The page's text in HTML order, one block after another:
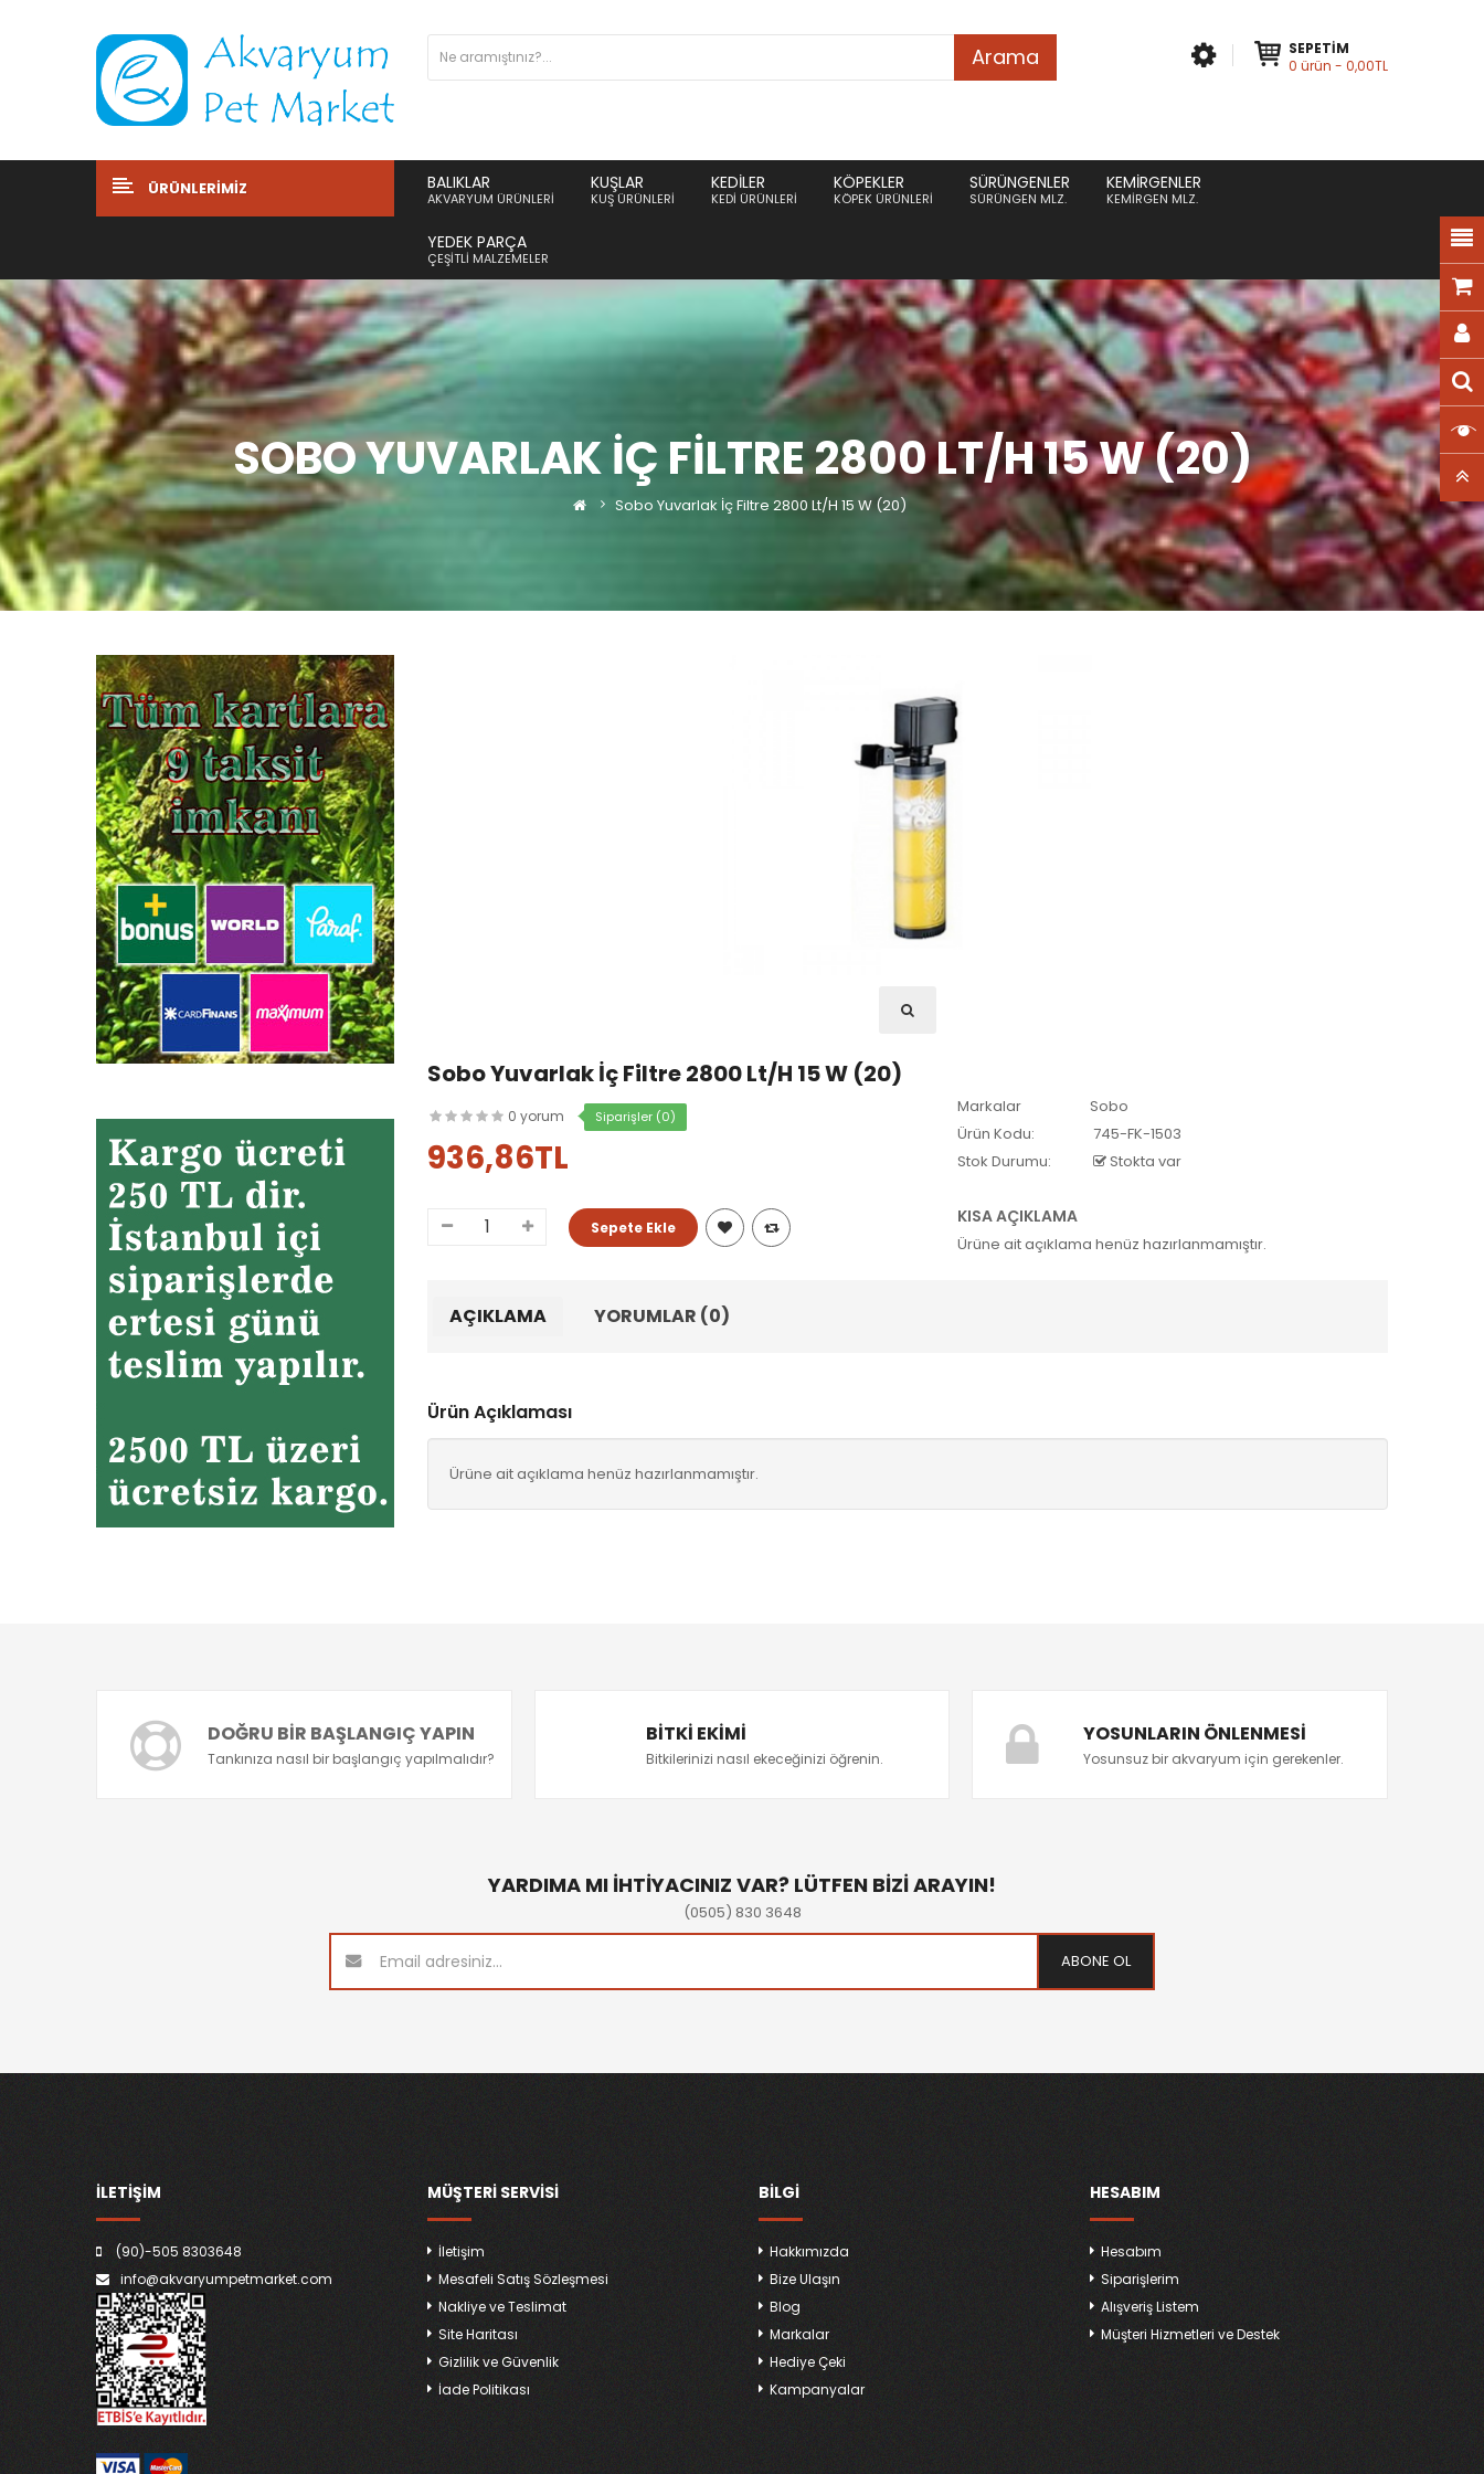
Arama
SEPETIM
0 ürün - 0,00TL
ÜRÜNLERIMIZ BALIKLAR
AKVARYUM ÜRÜNLERI
KUŞLAR
KUŞ ÜRÜNLERI
KEDILER
KEDI ÜRÜNLERI
KÖPEKLER
KÖPEK ÜRÜNLERI
SÜRÜNGENLER
SÜRÜNGEN MLZ.
KEMIRGENLER
KEMIRGEN MLZ.
YEDEK PARÇA
ÇEŞITLI MALZEMELER
SOBO YUVARLAK İÇ FILTRE 2800 LT/H 15 W (20)
Sobo Yuvarlak İç Filtre 2800 Lt/h 15 W (20)
Sobo Yuvarlak İç Filtre 2800 Lt/h 15 W (20)
0 yorum Siparişler (0)
936,86TL
Markalar
Sobo
Ürün Kodu:
745-FK-1503
Stok Durumu:
Stokta var
KISA AÇIKLAMA
Ürüne ait açıklama henüz hazırlanmamıştır.
AÇIKLAMA YORUMLAR (0)
Ürün Açıklaması
Ürüne ait açıklama henüz hazırlanmamıştır.
DOĞRU BIR BAŞLANGIÇ YAPIN
Tankınıza nasıl bir başlangıç yapılmalıdır?
BITKI EKIMI
Bitkilerinizi nasıl ekeceğinizi öğrenin.
YOSUNLARIN ÖNLENMESI
Yosunsuz bir akvaryum için gerekenler.
YARDIMA MI İHTİYACINIZ VAR? LÜTFEN BİZİ ARAYIN!
(0505) 830 3648
ABONE OL
İLETİŞİM
(90)-505 8303648
info@akvaryumpetmarket.com
MÜŞTERI SERVISI
İletişim
Mesafeli Satış Sözleşmesi
Nakliye ve Teslimat
Site Haritası
Gizlilik ve Güvenlik
İade Politikası
BILGI
Hakkımızda
Bize Ulaşın
Blog
Markalar
Hediye Çeki
Kampanyalar
HESABIM
Hesabım
Siparişlerim
Alışveriş Listem
Müşteri Hizmetleri ve Destek